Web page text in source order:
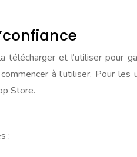
télécharger et l’utiliser
à l’utiliser. Pour les
Store.
: